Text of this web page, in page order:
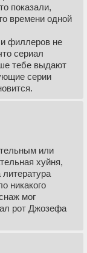
показали,
времени одной
филлеров не
сериал
тебе выдают
серии
или
хуйня,
никакого
мог
рот Джозефа